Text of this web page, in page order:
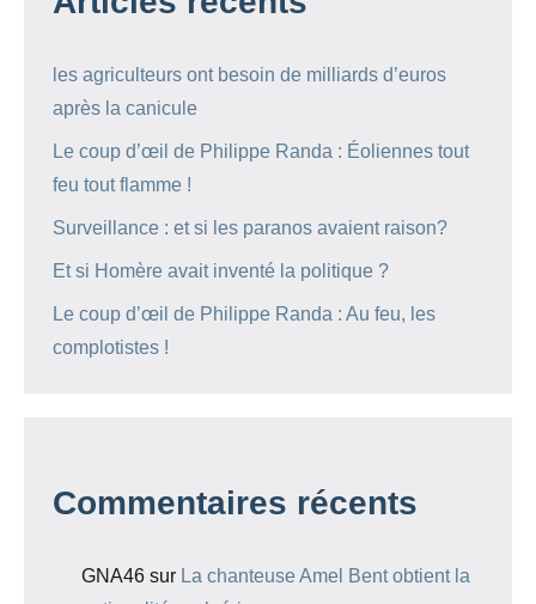
les agriculteurs ont besoin de milliards d’euros
après la canicule
Le coup d’œil de Philippe Randa : Éoliennes tout
feu tout flamme !
Surveillance : et si les paranos avaient raison?
Et si Homère avait inventé la politique ?
Le coup d’œil de Philippe Randa : Au feu, les
complotistes !
Commentaires récents
GNA46 sur La chanteuse Amel Bent obtient la